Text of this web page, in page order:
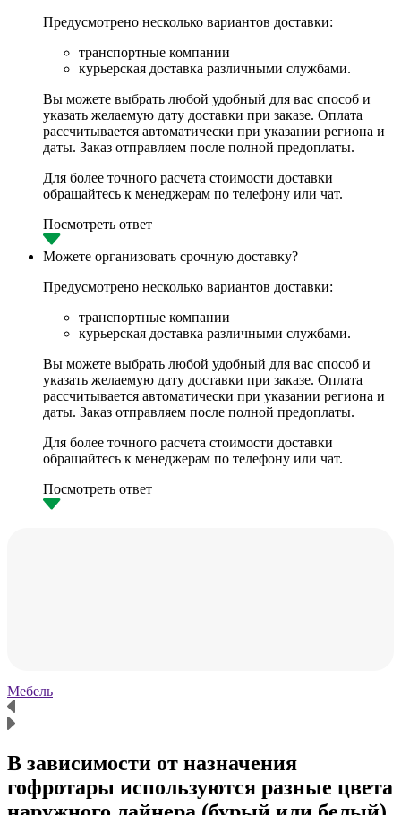
Предусмотрено несколько вариантов доставки:
транспортные компании
курьерская доставка различными службами.
Вы можете выбрать любой удобный для вас способ и
указать желаемую дату доставки при заказе. Оплата
рассчитывается автоматически при указании региона и
даты. Заказ отправляем после полной предоплаты.
Для более точного расчета стоимости доставки
обращайтесь к менеджерам по телефону или чат.
Посмотреть ответ
Можете организовать срочную доставку?
Предусмотрено несколько вариантов доставки:
транспортные компании
курьерская доставка различными службами.
Вы можете выбрать любой удобный для вас способ и
указать желаемую дату доставки при заказе. Оплата
рассчитывается автоматически при указании региона и
даты. Заказ отправляем после полной предоплаты.
Для более точного расчета стоимости доставки
обращайтесь к менеджерам по телефону или чат.
Посмотреть ответ
Мебель
В зависимости от назначения
гофротары используются разные цвета